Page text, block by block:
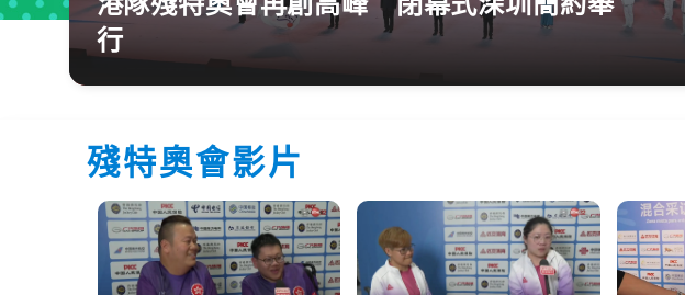
行
殘特奧會影片